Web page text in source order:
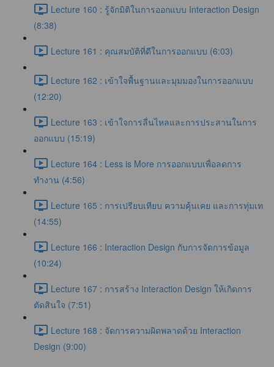
Lecture 160 : รู้จักมิติในการออกแบบ Interaction Design
(8:38)
Lecture 161 : คุณสมบัติที่ดีในการออกแบบ (6:03)
Lecture 162 : เข้าใจพื้นฐานและมุมมองในการออกแบบ
(12:20)
Lecture 163 : เข้าใจการลื่นไหลและการประสานในการ
ออกแบบ (15:19)
Lecture 164 : Less is More การออกแบบเพื่อลดการ
ทำงาน (4:56)
Lecture 165 : การเปรียบเทียบ ความคุ้นเคย และการทุ่มเท
(14:55)
Lecture 166 : Interaction Design กับการจัดการข้อมูล
(10:24)
Lecture 167 : การสร้าง Interaction Design ให้เกิดการ
ตัดสินใจ (7:51)
Lecture 168 : จัดการความผิดพลาดด้วย Interaction
Design (9:00)